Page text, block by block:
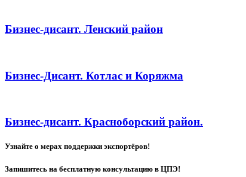
Бизнес-дисант. Ленский район
Бизнес-Дисант. Котлас и Коряжма
Бизнес-дисант. Красноборский район.
Узнайте о мерах поддержки экспортёров!
Запишитесь на бесплатную консультацию в ЦПЭ!